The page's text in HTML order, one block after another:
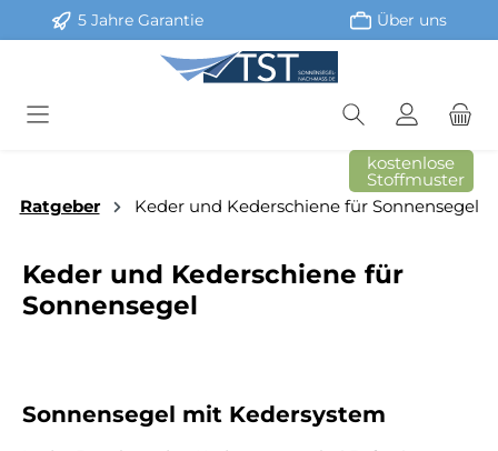
Zum Hauptinhalt springen
5 Jahre Garantie Über uns
kostenlose
Stoffmuster
Ratgeber
Keder und Kederschiene für Sonnensegel
Keder und Kederschiene für
Sonnensegel
Sonnensegel mit Kedersystem